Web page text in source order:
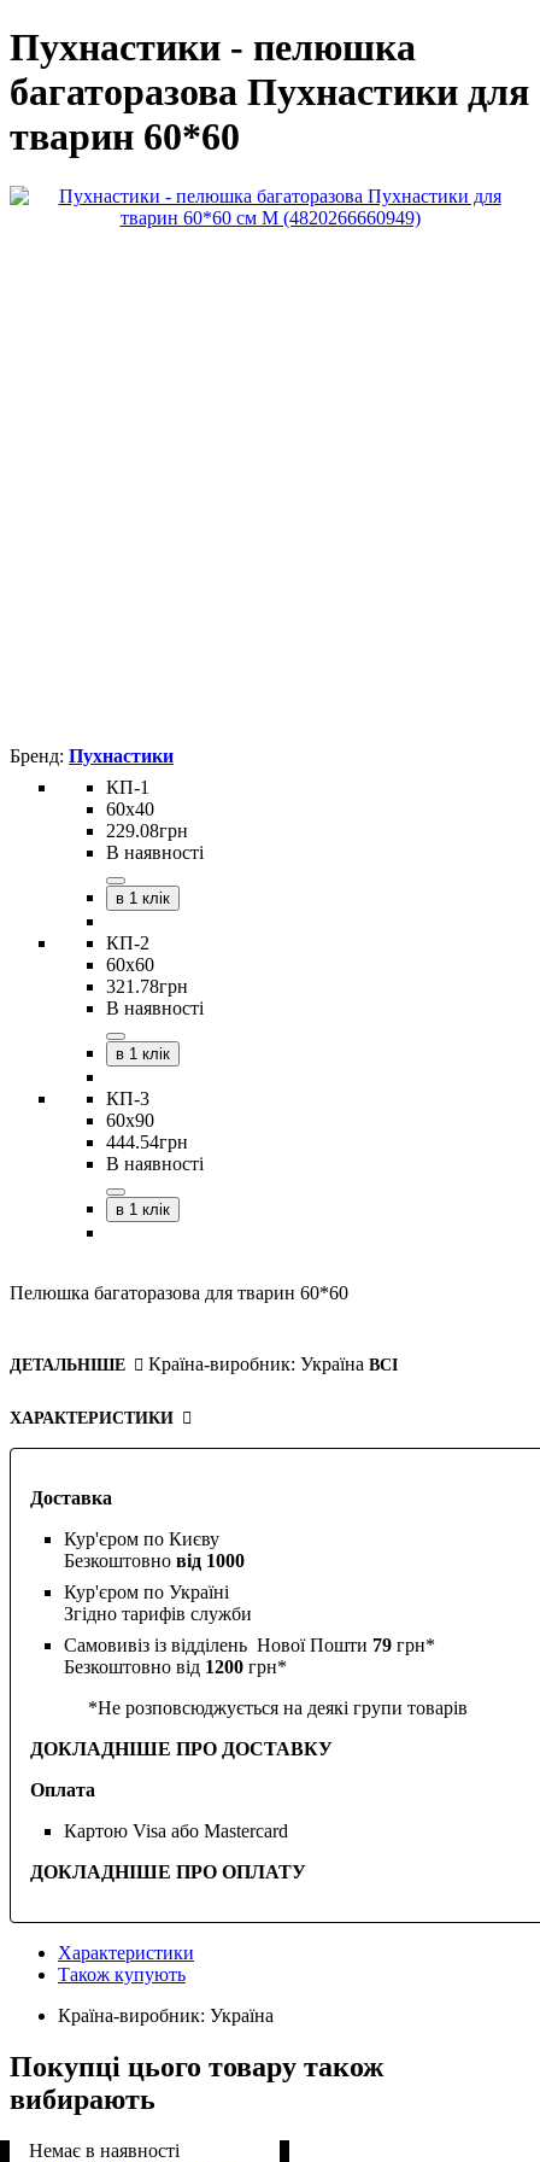
Пухнастики - пелюшка
багаторазова Пухнастики для
тварин 60*60
Доставка
Кур'єром по Києву
Безкоштовно від 1000
Кур'єром по Україні
Згідно тарифів служби
Самовивіз із відділень Нової Пошти 79 грн*
Безкоштовно від 1200 грн*
*Не розповсюджується на деякі групи товарів
ДОКЛАДНІШЕ ПРО ДОСТАВКУ
Оплата
Картою Visa або Mastercard
ДОКЛАДНІШЕ ПРО ОПЛАТУ
Пухнастики
КП-1
60х40
229.08грн
В наявності
в 1 клік
КП-2
60х60
321 .78грн
В наявності
в 1 клік
КП-3
60х90
444.54грн
В наявності
в 1 клік
Пелюшка багаторазова для тварин 60*60
ДЕТАЛЬНІШЕ Країна-виробник: Україна ВСІ
ХАРАКТЕРИСТИКИ
Характеристики
Також купують
Країна-виробник: Україна
Покупці цього товару також
вибирають
Немає в наявності